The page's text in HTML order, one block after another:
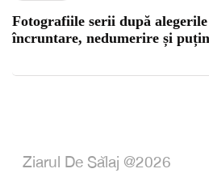
Fotografiile serii după
încruntare, nedumerire și
Ziarul De Sălaj @2026